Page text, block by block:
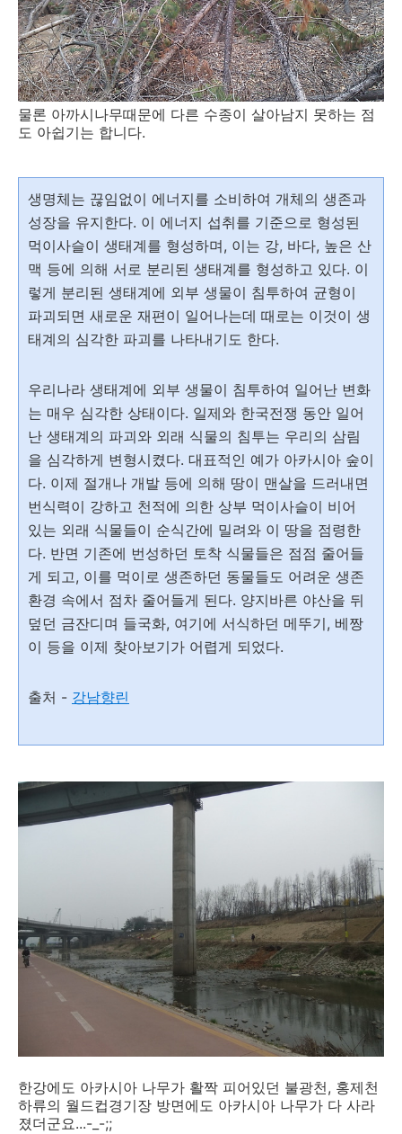
물론 아까시나무때문에 다른 수종이 살아남지 못하는 점
도 아쉽기는 합니다.
생명체는 끊임없이 에너지를 소비하여 개체의 생존과
성장을 유지한다. 이 에너지 섭취를 기준으로 형성된
먹이사슬이 생태계를 형성하며, 이는 강, 바다, 높은 산
맥 등에 의해 서로 분리된 생태계를 형성하고 있다. 이
렇게 분리된 생태계에 외부 생물이 침투하여 균형이
파괴되면 새로운 재편이 일어나는데 때로는 이것이 생
태계의 심각한 파괴를 나타내기도 한다.
우리나라 생태계에 외부 생물이 침투하여 일어난 변화
는 매우 심각한 상태이다. 일제와 한국전쟁 동안 일어
난 생태계의 파괴와 외래 식물의 침투는 우리의 삼림
을 심각하게 변형시켰다. 대표적인 예가 아카시아 숲이
다. 이제 절개나 개발 등에 의해 땅이 맨살을 드러내면
번식력이 강하고 천적에 의한 상부 먹이사슬이 비어
있는 외래 식물들이 순식간에 밀려와 이 땅을 점령한
다. 반면 기존에 번성하던 토착 식물들은 점점 줄어들
게 되고, 이를 먹이로 생존하던 동물들도 어려운 생존
환경 속에서 점차 줄어들게 된다. 양지바른 야산을 뒤
덮던 금잔디며 들국화, 여기에 서식하던 메뚜기, 베짱
이 등을 이제 찾아보기가 어렵게 되었다.
출처 - 강남향린
한강에도 아카시아 나무가 활짝 피어있던 불광천, 홍제천
하류의 월드컵경기장 방면에도 아카시아 나무가 다 사라
졌더군요...-_-;;